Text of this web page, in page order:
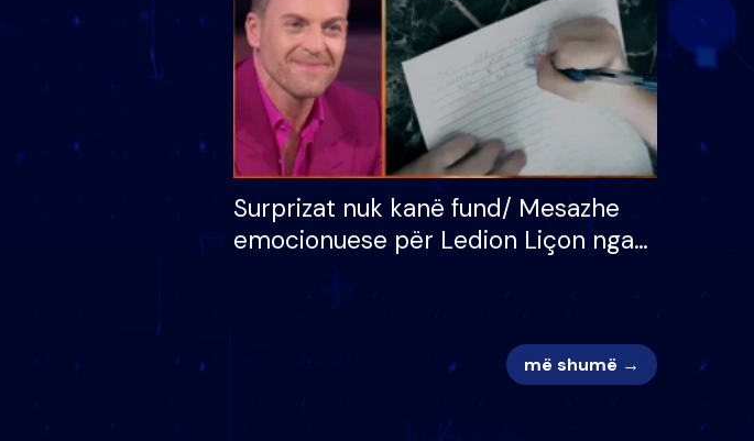
Surprizat nuk kanë fund/ Mesazhe
emocionuese për Ledion Liçon nga
më shumë →